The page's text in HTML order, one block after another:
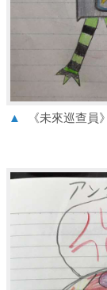
▲ 《未來巡查員》